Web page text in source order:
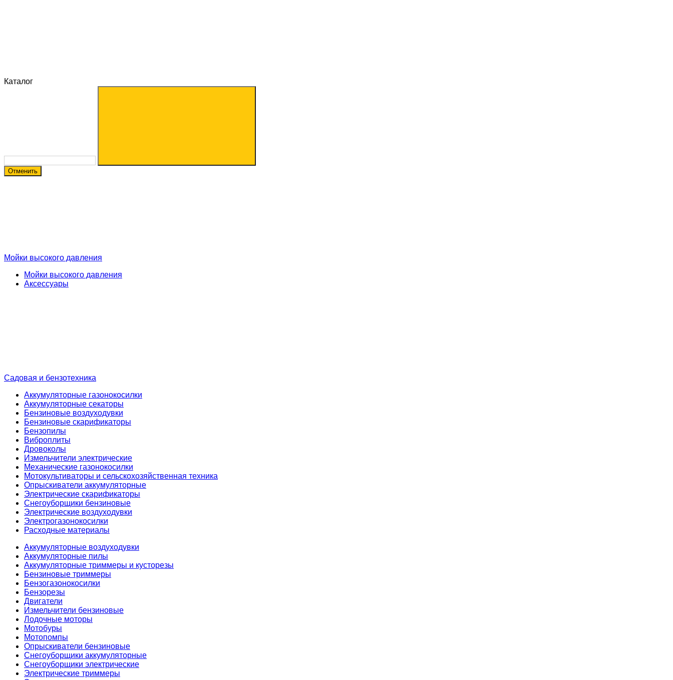
Каталог
Отменить
Мойки высокого давления
Мойки высокого давления
Аксессуары
Садовая и бензотехника
Аккумуляторные газонокосилки
Аккумуляторные секаторы
Бензиновые воздуходувки
Бензиновые скарификаторы
Бензопилы
Виброплиты
Дровоколы
Измельчители электрические
Механические газонокосилки
Мотокультиваторы и сельскохозяйственная техника
Опрыскиватели аккумуляторные
Электрические скарификаторы
Снегоуборщики бензиновые
Электрические воздуходувки
Электрогазонокосилки
Расходные материалы
Аккумуляторные воздуходувки
Аккумуляторные пилы
Аккумуляторные триммеры и кусторезы
Бензиновые триммеры
Бензогазонокосилки
Бензорезы
Двигатели
Измельчители бензиновые
Лодочные моторы
Мотобуры
Мотопомпы
Опрыскиватели бензиновые
Снегоуборщики аккумуляторные
Снегоуборщики электрические
Электрические триммеры